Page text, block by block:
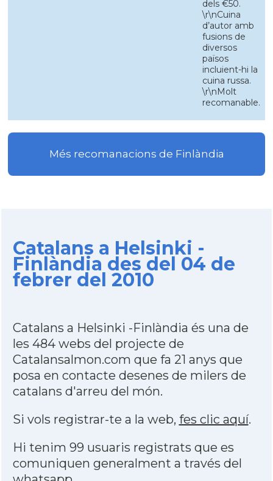
dels €50.
\r\nCuina
d’autor amb
fusions de
diversos
països
incluient-hi la
cuina russa.
\r\nMolt
recomanable.
Més recomanacions de Finlàndia
Catalans a Helsinki -
Finlàndia des del 04 de
febrer del 2010
Catalans a Helsinki -Finlàndia és una de
les 484 webs del projecte de
Catalansalmon.com que fa 21 anys que
posa en contacte desenes de milers de
catalans d'arreu del món.
Si vols registrar-te a la web, fes clic aquí.
Hi tenim 99 usuaris registrats que es
comuniquen generalment a través del